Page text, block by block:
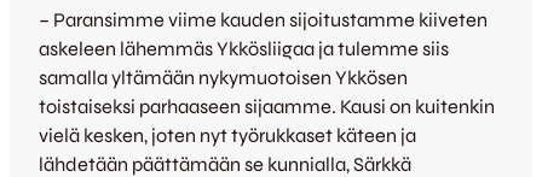
– Paransimme viime kauden sijoitustamme kiiveten
askeleen lähemmäs Ykkösliigaa ja tulemme siis
samalla yltämään nykymuotoisen Ykkösen
toistaiseksi parhaaseen sijaamme. Kausi on kuitenkin
vielä kesken, joten nyt työrukkaset käteen ja
lähdetään päättämään se kunnialla, Särkkä